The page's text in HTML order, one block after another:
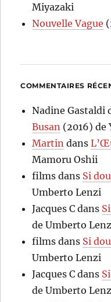
Miyazaki
Nouvelle Vague
COMMENTAIRES
Nadine Gastaldi
Busan (2016) de
Martin dans
Mamoru Oshii
films dans Si
Umberto Lenzi
Jacques C dans
de Umberto
films dans Si
Umberto Lenzi
Jacques C dans
de Umberto